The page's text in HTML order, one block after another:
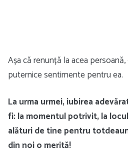
Așa că renunță la acea
puternice sentimente pentru ea.
La urma urmei, iubirea
fi: la momentul potrivit, la
alături de tine pentru
din noi o merită!